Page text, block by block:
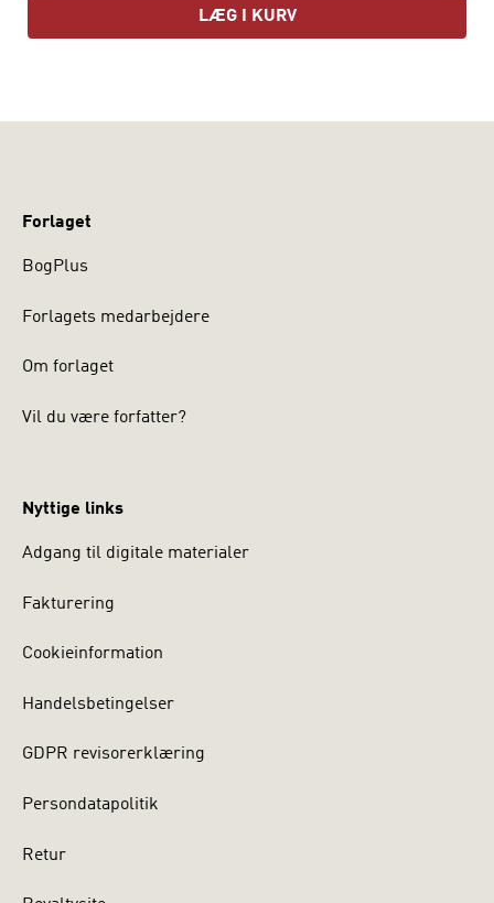
LÆG I KURV
Forlaget
BogPlus
Forlagets medarbejdere
Om forlaget
Vil du være forfatter?
Nyttige links
Adgang til digitale materialer
Fakturering
Cookieinformation
Handelsbetingelser
GDPR revisorerklæring
Persondatapolitik
Retur